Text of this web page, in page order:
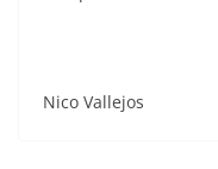
Nico Vallejos